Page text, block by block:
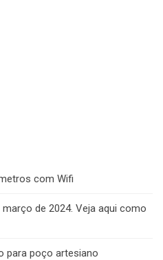
com Wifi
de 2024. Veja aqui como
para poço artesiano